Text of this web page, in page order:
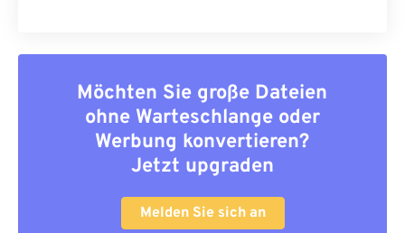
Möchten Sie große Dateien
ohne Warteschlange oder
Werbung konvertieren?
Jetzt upgraden
Melden Sie sich an